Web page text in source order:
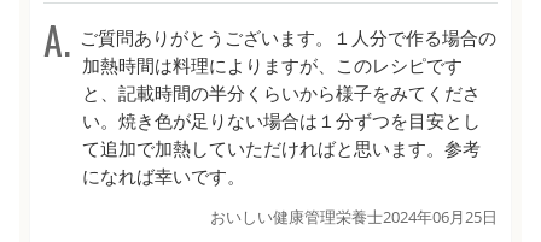
ご質問ありがとうございます。１人分で作る場合の
加熱時間は料理によりますが、このレシピです
と、記載時間の半分くらいから様子をみてくださ
い。焼き色が足りない場合は１分ずつを目安とし
て追加で加熱していただければと思います。参考
になれば幸いです。
おいしい健康管理栄養士2024年06月25日